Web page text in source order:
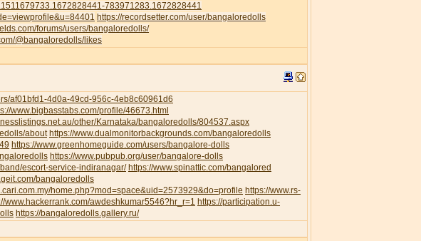
783971283.1672828441
https://recordsetter.com/user/bangaloredolls
forums/users/bangaloredolls/
@bangaloredolls/likes
af01bfd1-4d0a-49cd-956c-4eb8c60961d6
www.bigbasstabs.com/profile/46673.html
other/Karnataka/bangaloredolls/804537.aspx
about https://www.dualmonitorbackgrounds.com/bangaloredolls
https://www.greenhomeguide.com/users/bangalore-dolls
https://www.pubpub.org/user/bangalore-dolls
escort-service-indiranagar/ https://www.spinattic.com/bangalored
bangaloredolls
home.php?mod=space&uid=2573929&do=profile https://www.rs-
www.hackerrank.com/awdeshkumar5546?hr_r=1 https://participation.u-
https://bangaloredolls.gallery.ru/